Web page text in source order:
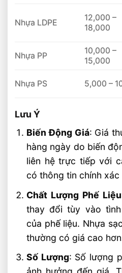
Nhựa LDPE
12,000 –
18,000
Nhựa PP
10,000 –
15,000
Nhựa PS 5,000 –
Lưu Ý
Biến Động Giá: Giá
hàng ngày do biến
liên hệ trực tiếp với
có thông tin chính xác
Chất Lượng Phế Liệu
thay đổi tùy vào
của phế liệu. Nhựa
thường có giá cao
Số Lượng: Số lượng